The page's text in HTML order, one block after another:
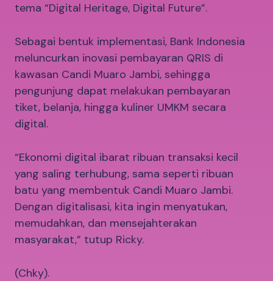
tema “Digital Heritage, Digital Future”.
Sebagai bentuk implementasi, Bank Indonesia
meluncurkan inovasi pembayaran QRIS di
kawasan Candi Muaro Jambi, sehingga
pengunjung dapat melakukan pembayaran
tiket, belanja, hingga kuliner UMKM secara
digital.
“Ekonomi digital ibarat ribuan transaksi kecil
yang saling terhubung, sama seperti ribuan
batu yang membentuk Candi Muaro Jambi.
Dengan digitalisasi, kita ingin menyatukan,
memudahkan, dan mensejahterakan
masyarakat,” tutup Ricky.
(Chky).